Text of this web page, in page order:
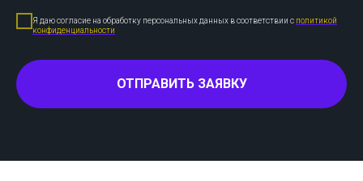
Я даю согласие на обработку персональных данных в соответствии с политикой
конфиденциальности
ОТПРАВИТЬ ЗАЯВКУ